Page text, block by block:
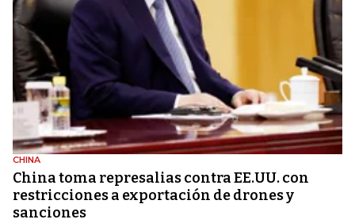
CHINA
China toma represalias contra EE.UU. con
restricciones a exportación de drones y
sanciones